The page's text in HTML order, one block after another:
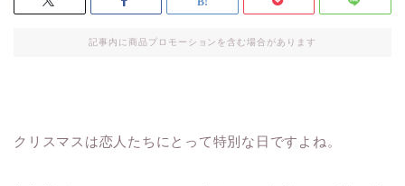
記事内に商品プロモーションを含む場合があります
クリスマスは恋人たちにとって特別な日ですよね。